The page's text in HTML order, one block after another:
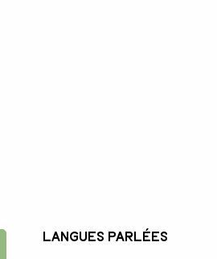
Langues parlées
Langues parlées